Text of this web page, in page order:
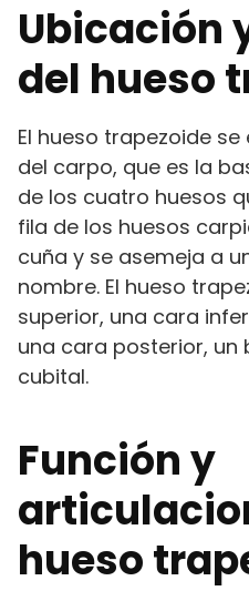
Ubicación
del hueso
El hueso trapezoide
del carpo, que es la
de los cuatro huesos
fila de los huesos
cuña y se asemeja a
nombre. El hueso
superior, una cara
una cara posterior, un
cubital.
Función y
hueso